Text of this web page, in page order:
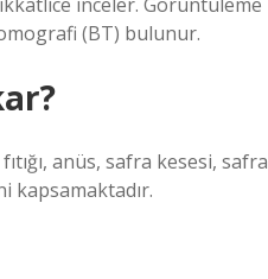
(BT) bulunur.
anüs, safra kesesi, safra
kapsamaktadır.